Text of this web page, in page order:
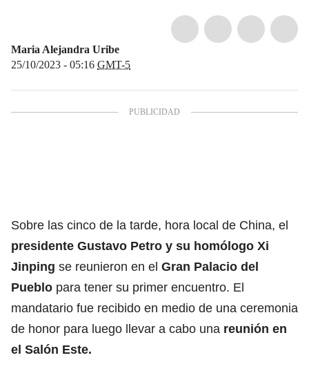
Maria Alejandra Uribe
25/10/2023 - 05:16 GMT-5
Sobre las cinco de la tarde, hora local de China, el
presidente Gustavo Petro y su homólogo Xi
Jinping se reunieron en el Gran Palacio del
Pueblo para tener su primer encuentro. El
mandatario fue recibido en medio de una ceremonia
de honor para luego llevar a cabo una reunión en
el Salón Este.